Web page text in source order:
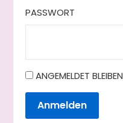
PASSWORT
ANGEMELDET BLEIBEN
Anmelden